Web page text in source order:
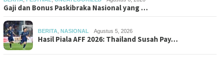
Gaji dan Bonus Paskibraka Nasional yang …
BERITA NASIONAL Agustus 5, 2026
Hasil Piala AFF 2026: Thailand Susah Pay…